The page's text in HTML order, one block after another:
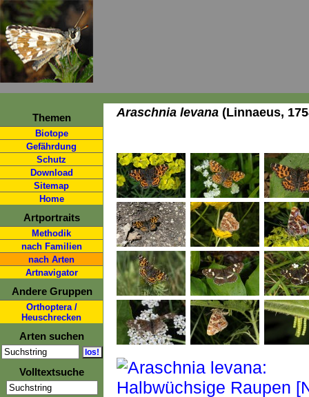
Themen
Biotope
Gefährdung
Schutz
Download
Sitemap
Home
Artportraits
Methodik
nach Familien
nach Arten
Artnavigator
Andere Gruppen
Orthoptera /
Heuschrecken
Arten suchen
Volltextsuche
Araschnia levana (Linnaeus,